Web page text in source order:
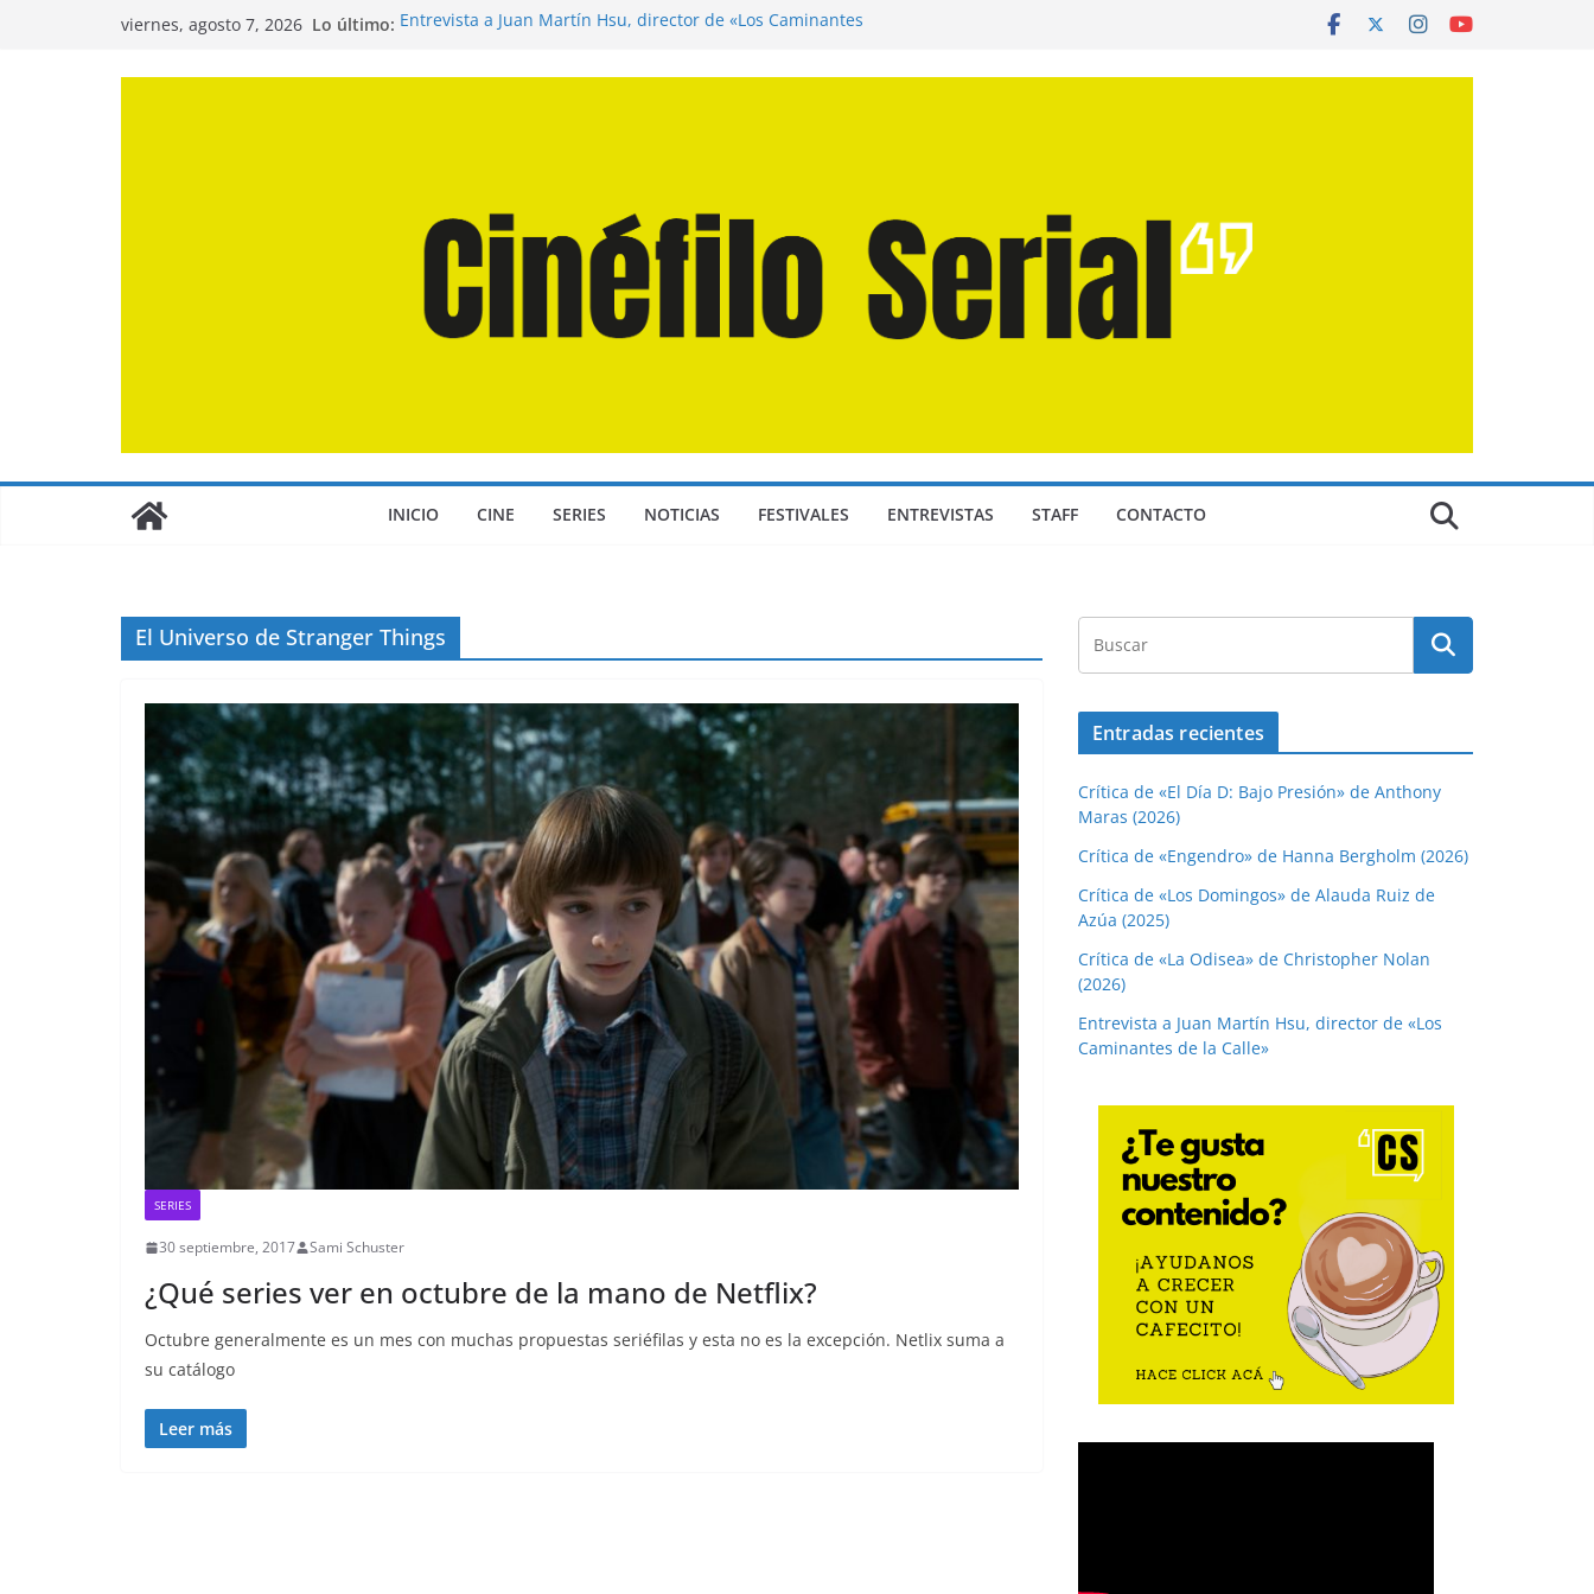
viernes, agosto 7, 2026 Lo último: Entrevista a Juan Martín Hsu, director de «Los Caminantes
INICIO CINE SERIES NOTICIAS FESTIVALES ENTREVISTAS STAFF CONTACTO
El Universo de Stranger Things
SERIES
30 septiembre, 2017 Sami Schuster
¿Qué series ver en octubre de la mano de Netflix?
Octubre generalmente es un mes con muchas propuestas seriéfilas y esta no es la excepción. Netlix suma a
su catálogo
Leer más
Entradas recientes
Crítica de «El Día D: Bajo Presión» de Anthony
Maras (2026)
Crítica de «Engendro» de Hanna Bergholm (2026)
Crítica de «Los Domingos» de Alauda Ruiz de
Azúa (2025)
Crítica de «La Odisea» de Christopher Nolan
(2026)
Entrevista a Juan Martín Hsu, director de «Los
Caminantes de la Calle»